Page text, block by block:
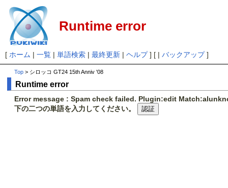
Runtime error
[ ホーム | 一覧| 単語検索| 最終更新| ヘルプ] [ | バックアップ]
Top > シロッコ GT24 15th Anniv '08
Runtime error
Error message : Spam check failed. Plugin:edit
下の二つの単語を入力してください。